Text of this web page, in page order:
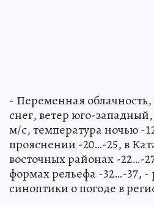
- Переменная
снег, ветер юго-
м/с, температура ночью -
прояснении -20…-25, в
восточных районах -22…-
формах рельефа -32…-37, -
синоптики о погоде в